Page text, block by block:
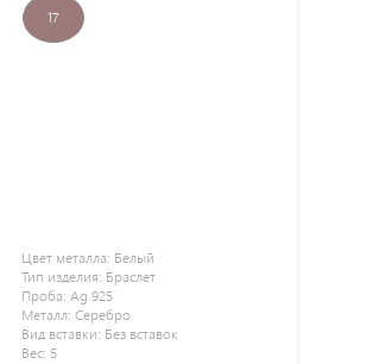
17
Цвет металла: Белый
Тип изделия: Браслет
Проба: Ag 925
Металл: Серебро
Вид вставки: Без вставок
Вес: 5